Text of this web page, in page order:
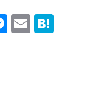
Email